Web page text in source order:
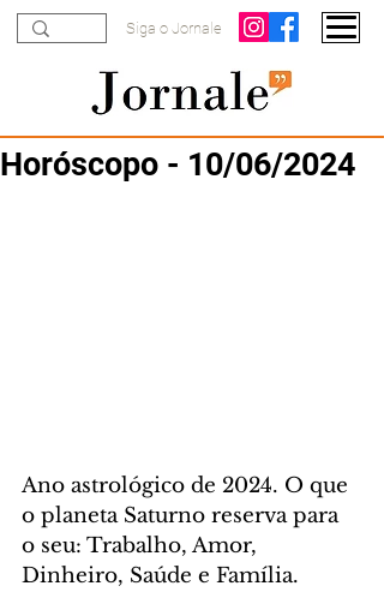
Siga o Jornale
Horóscopo - 10/06/2024
Ano astrológico de 2024. O que
o planeta Saturno reserva para
o seu: Trabalho, Amor,
Dinheiro, Saúde e Família.